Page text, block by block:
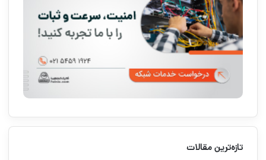
تازه‌ترین مقالات